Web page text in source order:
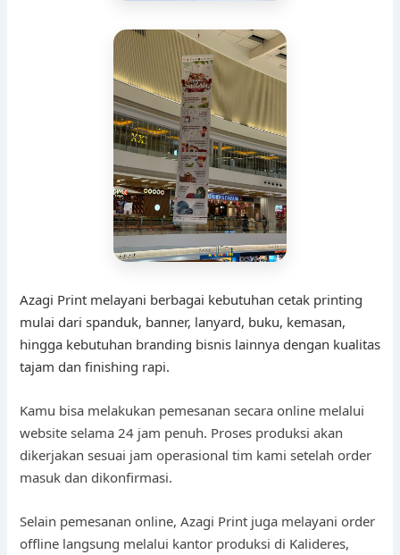
Azagi Print melayani berbagai kebutuhan cetak printing
mulai dari spanduk, banner, lanyard, buku, kemasan,
hingga kebutuhan branding bisnis lainnya dengan kualitas
tajam dan finishing rapi.
Kamu bisa melakukan pemesanan secara online melalui
website selama 24 jam penuh. Proses produksi akan
dikerjakan sesuai jam operasional tim kami setelah order
masuk dan dikonfirmasi.
Selain pemesanan online, Azagi Print juga melayani order
offline langsung melalui kantor produksi di Kalideres,